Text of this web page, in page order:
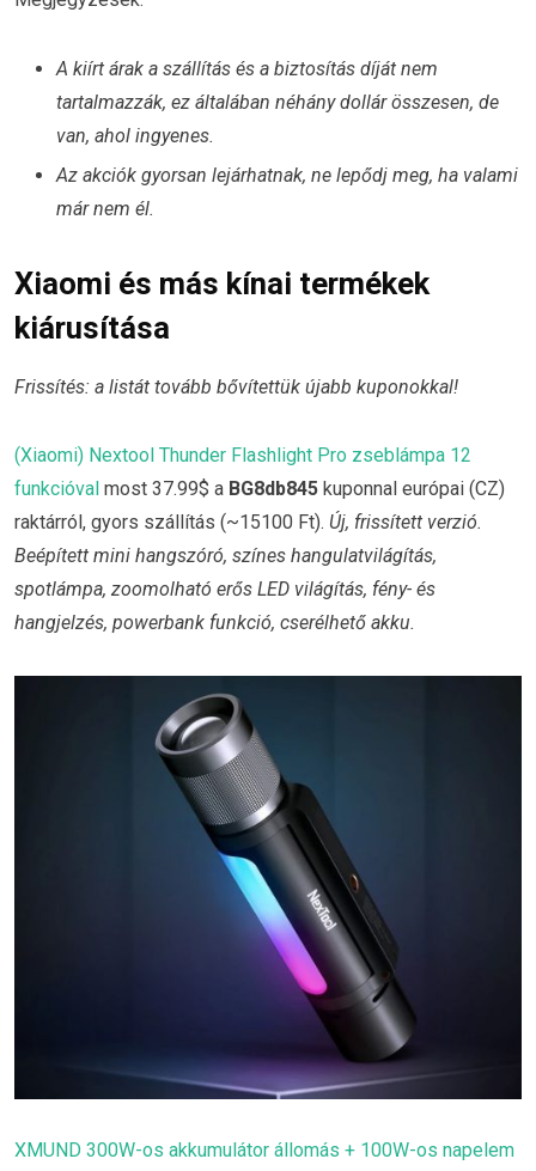
A kiírt árak a szállítás és a biztosítás díját nem
tartalmazzák, ez általában néhány dollár összesen, de
van, ahol ingyenes.
Az akciók gyorsan lejárhatnak, ne lepődj meg, ha valami
már nem él.
Xiaomi és más kínai termékek
kiárusítása
Frissítés: a listát tovább bővítettük újabb kuponokkal!
(Xiaomi) Nextool Thunder Flashlight Pro zseblámpa 12
funkcióval most 37.99$ a BG8db845 kuponnal európai (CZ)
raktárról, gyors szállítás (~15100 Ft). Új, frissített verzió.
Beépített mini hangszóró, színes hangulatvilágítás,
spotlámpa, zoomolható erős LED világítás, fény- és
hangjelzés, powerbank funkció, cserélhető akku.
XMUND 300W-os akkumulátor állomás + 100W-os napelem